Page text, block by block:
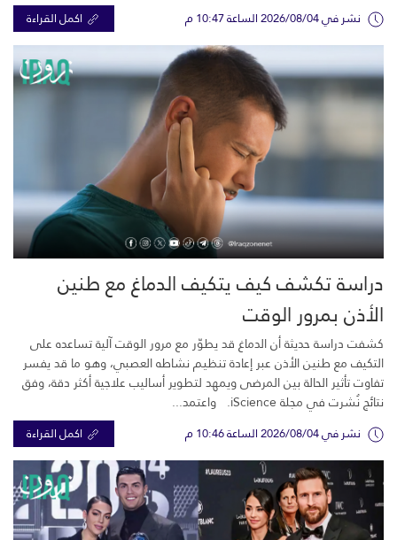
نشر في 2026/08/04 الساعة 10:47 م اكمل القراءة
دراسة تكشف كيف يتكيف الدماغ مع طنين
الأذن بمرور الوقت
كشفت دراسة حديثة أن الدماغ قد يطوّر مع مرور الوقت آلية تساعده على
التكيف مع طنين الأذن عبر إعادة تنظيم نشاطه العصبي، وهو ما قد يفسر
تفاوت تأثير الحالة بين المرضى ويمهد لتطوير أساليب علاجية أكثر دقة، وفق
نتائج نُشرت في مجلة iScience. واعتمد...
نشر في 2026/08/04 الساعة 10:46 م اكمل القراءة